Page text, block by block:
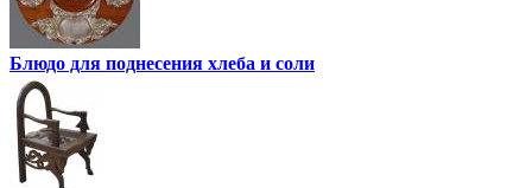
Блюдо для поднесения хлеба и соли